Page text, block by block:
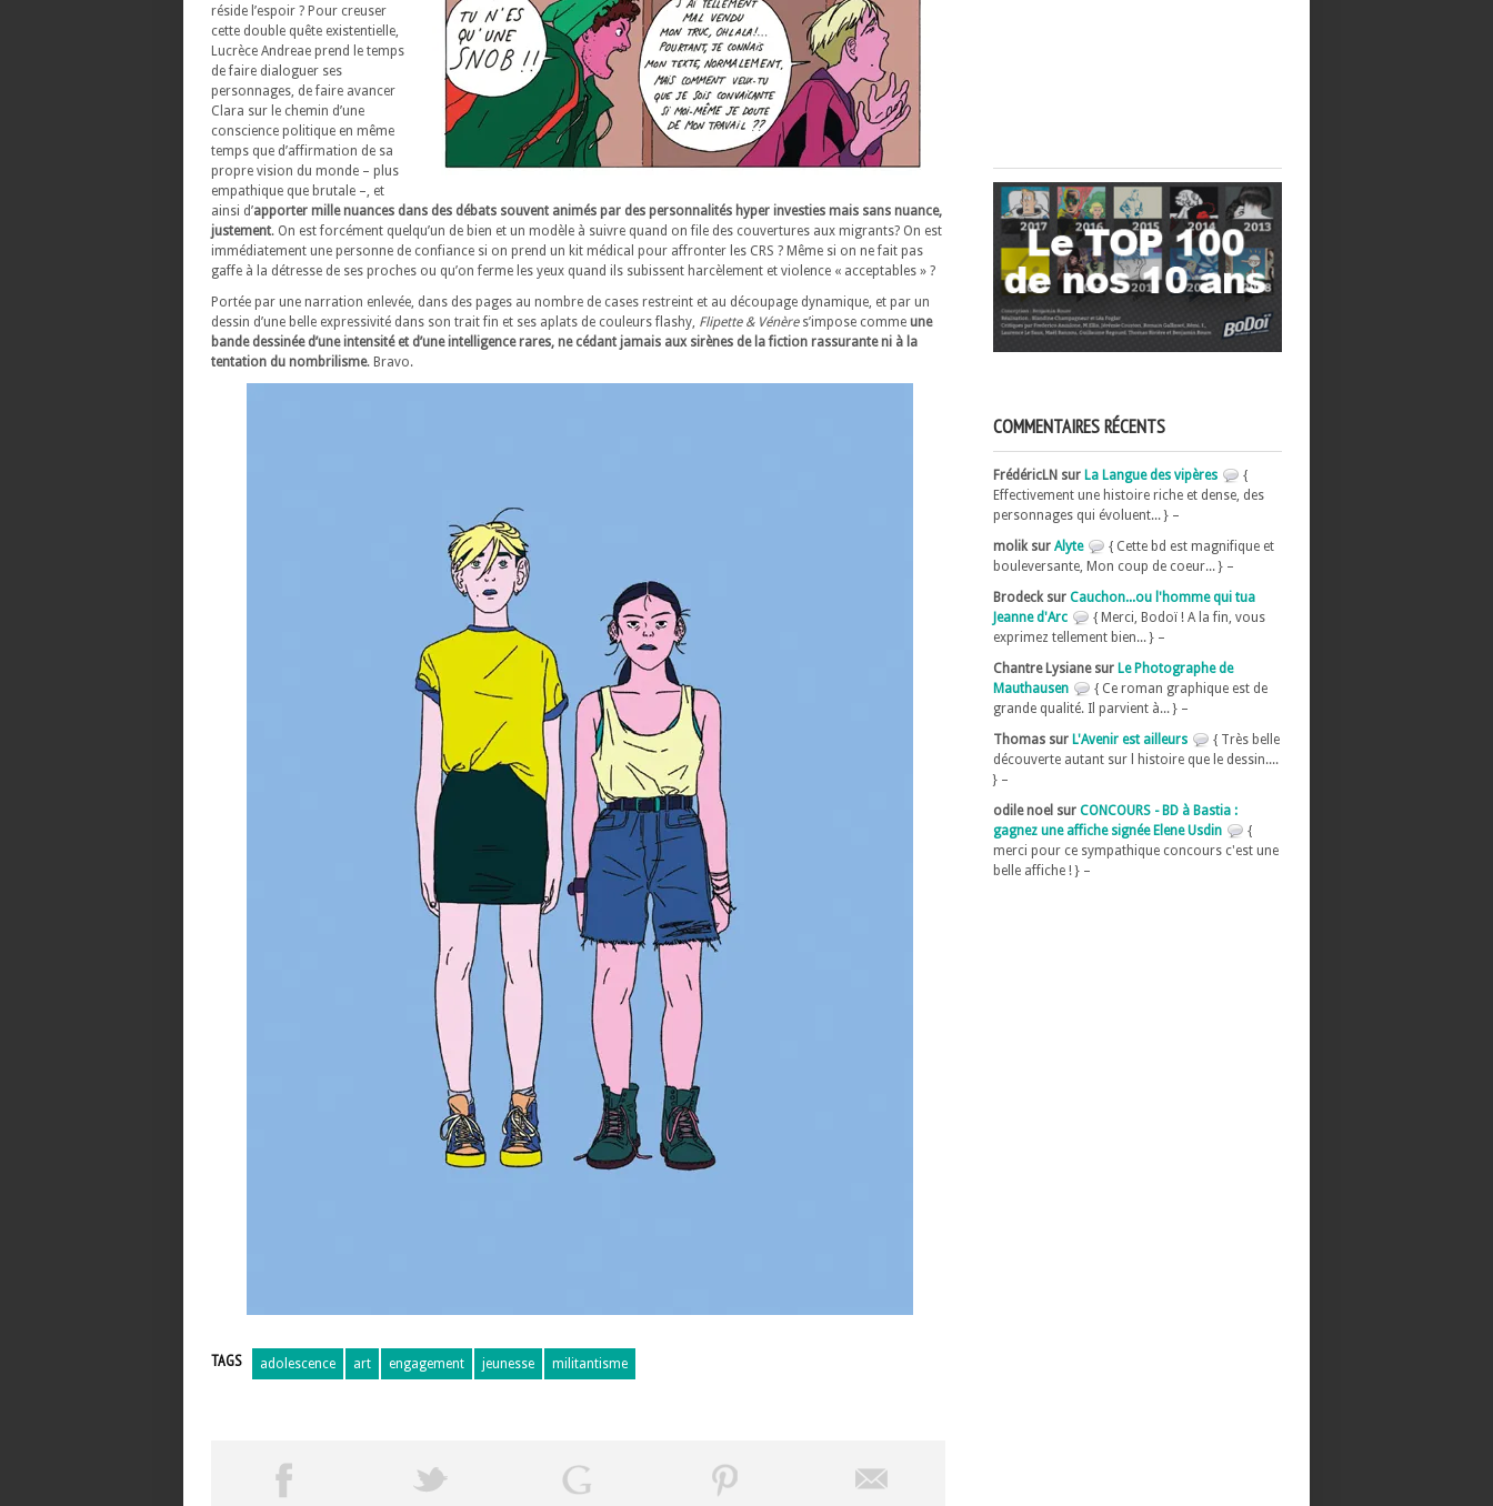
réside l’espoir ? Pour creuser
cette double quête existentielle,
Lucrèce Andreae prend le temps
de faire dialoguer ses
personnages, de faire avancer
Clara sur le chemin d’une
conscience politique en même
temps que d’affirmation de sa
propre vision du monde – plus
empathique que brutale –, et
ainsi d’apporter mille nuances dans des débats souvent animés par des personnalités hyper investies mais sans nuance,
justement. On est forcément quelqu’un de bien et un modèle à suivre quand on file des couvertures aux migrants? On est
immédiatement une personne de confiance si on prend un kit médical pour affronter les CRS ? Même si on ne fait pas
gaffe à la détresse de ses proches ou qu’on ferme les yeux quand ils subissent harcèlement et violence « acceptables » ?
Portée par une narration enlevée, dans des pages au nombre de cases restreint et au découpage dynamique, et par un
dessin d’une belle expressivité dans son trait fin et ses aplats de couleurs flashy, Flipette & Vénères’impose comme une
bande dessinée d’une intensité et d’une intelligence rares, ne cédant jamais aux sirènes de la fiction rassurante ni à la
tentation du nombrilisme. Bravo.
TAGS adolescence art engagement jeunesse militantisme
COMMENTAIRES RÉCENTS
FrédéricLN sur La Langue des vipères
{
Effectivement une histoire riche et dense, des
personnages qui évoluent... } –
molik sur Alyte
{ Cette bd est magnifique et
bouleversante, Mon coup de coeur... } –
Brodeck sur Cauchon...ou l'homme qui tua
Jeanne d'Arc
{ Merci, Bodoï ! A la fin, vous
exprimez tellement bien... } –
Chantre Lysiane sur Le Photographe de
Mauthausen
{ Ce roman graphique est de
grande qualité. Il parvient à... } –
Thomas sur L'Avenir est ailleurs
{ Très belle
découverte autant sur l histoire que le dessin....
} –
odile noel sur CONCOURS - BD à Bastia :
gagnez une affiche signée Elene Usdin
{
merci pour ce sympathique concours c'est une
belle affiche ! } –